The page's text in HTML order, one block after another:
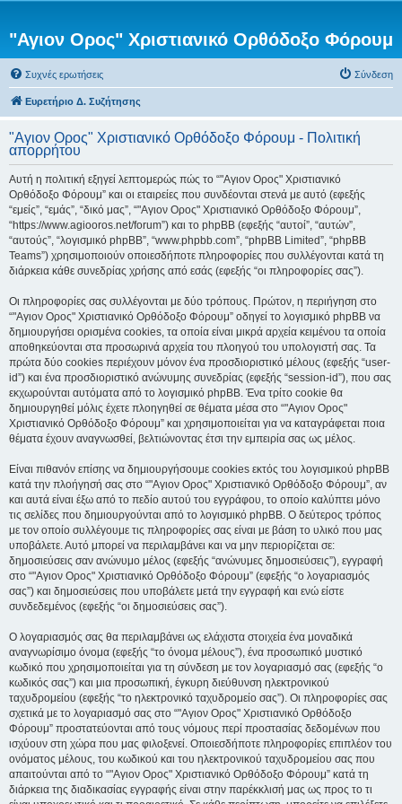
"Αγιον Ορος" Χριστιανικό Ορθόδοξο Φόρουμ
Συχνές ερωτήσεις Σύνδεση
Ευρετήριο Δ. Συζήτησης
"Αγιον Ορος" Χριστιανικό Ορθόδοξο Φόρουμ - Πολιτική
απορρήτου
Αυτή η πολιτική εξηγεί λεπτομερώς πώς το “"Αγιον Ορος" Χριστιανικό
Ορθόδοξο Φόρουμ” και οι εταιρείες που συνδέονται στενά με αυτό (εφεξής
“εμείς”, “εμάς”, “δικό μας”, “"Αγιον Ορος" Χριστιανικό Ορθόδοξο Φόρουμ”,
“https://www.agiooros.net/forum”) και το phpBB (εφεξής “αυτοί”, “αυτών”,
“αυτούς”, “λογισμικό phpBB”, “www.phpbb.com”, “phpBB Limited”, “phpBB
Teams”) χρησιμοποιούν οποιεσδήποτε πληροφορίες που συλλέγονται κατά τη
διάρκεια κάθε συνεδρίας χρήσης από εσάς (εφεξής “οι πληροφορίες σας”).
Οι πληροφορίες σας συλλέγονται με δύο τρόπους. Πρώτον, η περιήγηση στο
“"Αγιον Ορος" Χριστιανικό Ορθόδοξο Φόρουμ” οδηγεί το λογισμικό phpBB να
δημιουργήσει ορισμένα cookies, τα οποία είναι μικρά αρχεία κειμένου τα οποία
αποθηκεύονται στα προσωρινά αρχεία του πλοηγού του υπολογιστή σας. Τα
πρώτα δύο cookies περιέχουν μόνον ένα προσδιοριστικό μέλους (εφεξής “user-
id”) και ένα προσδιοριστικό ανώνυμης συνεδρίας (εφεξής “session-id”), που σας
εκχωρούνται αυτόματα από το λογισμικό phpBB. Ένα τρίτο cookie θα
δημιουργηθεί μόλις έχετε πλοηγηθεί σε θέματα μέσα στο “"Αγιον Ορος"
Χριστιανικό Ορθόδοξο Φόρουμ” και χρησιμοποιείται για να καταγράφεται ποια
θέματα έχουν αναγνωσθεί, βελτιώνοντας έτσι την εμπειρία σας ως μέλος.
Είναι πιθανόν επίσης να δημιουργήσουμε cookies εκτός του λογισμικού phpBB
κατά την πλοήγησή σας στο “"Αγιον Ορος" Χριστιανικό Ορθόδοξο Φόρουμ”, αν
και αυτά είναι έξω από το πεδίο αυτού του εγγράφου, το οποίο καλύπτει μόνο
τις σελίδες που δημιουργούνται από το λογισμικό phpBB. Ο δεύτερος τρόπος
με τον οποίο συλλέγουμε τις πληροφορίες σας είναι με βάση το υλικό που μας
υποβάλετε. Αυτό μπορεί να περιλαμβάνει και να μην περιορίζεται σε:
δημοσιεύσεις σαν ανώνυμο μέλος (εφεξής “ανώνυμες δημοσιεύσεις”), εγγραφή
στο “"Αγιον Ορος" Χριστιανικό Ορθόδοξο Φόρουμ” (εφεξής “ο λογαριασμός
σας”) και δημοσιεύσεις που υποβάλετε μετά την εγγραφή και ενώ είστε
συνδεδεμένος (εφεξής “οι δημοσιεύσεις σας”).
Ο λογαριασμός σας θα περιλαμβάνει ως ελάχιστα στοιχεία ένα μοναδικά
αναγνωρίσιμο όνομα (εφεξής “το όνομα μέλους”), ένα προσωπικό μυστικό
κωδικό που χρησιμοποιείται για τη σύνδεση με τον λογαριασμό σας (εφεξής “ο
κωδικός σας”) και μια προσωπική, έγκυρη διεύθυνση ηλεκτρονικού
ταχυδρομείου (εφεξής “το ηλεκτρονικό ταχυδρομείο σας”). Οι πληροφορίες σας
σχετικά με το λογαριασμό σας στο “"Αγιον Ορος" Χριστιανικό Ορθόδοξο
Φόρουμ” προστατεύονται από τους νόμους περί προστασίας δεδομένων που
ισχύουν στη χώρα που μας φιλοξενεί. Οποιεσδήποτε πληροφορίες επιπλέον του
ονόματος μέλους, του κωδικού και του ηλεκτρονικού ταχυδρομείου σας που
απαιτούνται από το “"Αγιον Ορος" Χριστιανικό Ορθόδοξο Φόρουμ” κατά τη
διάρκεια της διαδικασίας εγγραφής είναι στην παρέκκλισή μας ως προς το τι